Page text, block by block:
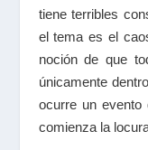
tiene terribles
el tema es el
noción de que
únicamente
ocurre un evento
comienza la